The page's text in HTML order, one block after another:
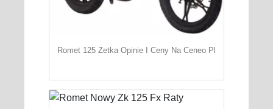
Romet 125 Zetka Opinie I Ceny Na Ceneo Pl